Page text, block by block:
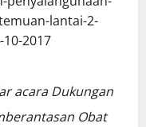
acara Dukungan
Obat